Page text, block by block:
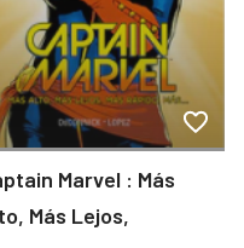
Marvel : Más
Más Lejos,